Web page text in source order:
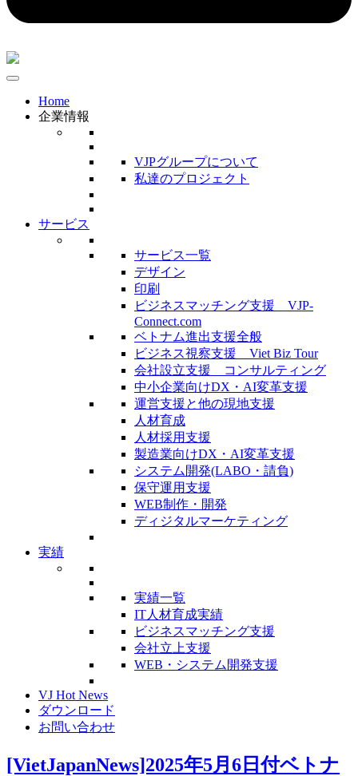
Home
企業情報
VJPグループについて
私達のプロジェクト
サービス
サービス一覧
デザイン
印刷
ビジネスマッチング支援 VJP-
Connect.com
ベトナム進出支援全般
ビジネス視察支援 Viet Biz Tour
会社設立支援 コンサルティング
中小企業向けDX・AI変革支援
運営支援と他の現地支援
人材育成
人材採用支援
製造業向けDX・AI変革支援
システム開発(LABO・請負)
保守運用支援
WEB制作・開発
ディジタルマーケティング
実績
実績一覧
IT人材育成実績
ビジネスマッチング支援
会社立上支援
WEB・システム開発支援
VJ Hot News
ダウンロード
お問い合わせ
[VietJapanNews]2025年5月6日付ベトナ